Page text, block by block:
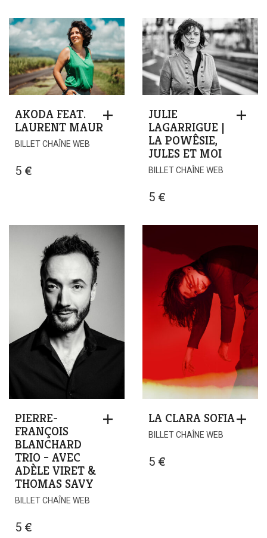
(Hors
les
murs
–
La
Manufacture)
AKODA FEAT.
LAURENT MAUR
BILLET CHAÎNE WEB
5 €
JULIE
LAGARRIGUE |
LA POWÊSIE,
JULES ET MOI
BILLET CHAÎNE WEB
5 €
PIERRE-
FRANÇOIS
BLANCHARD
TRIO – AVEC
ADÈLE VIRET &
THOMAS SAVY
BILLET CHAÎNE WEB
5 €
LA CLARA SOFIA
BILLET CHAÎNE WEB
5 €